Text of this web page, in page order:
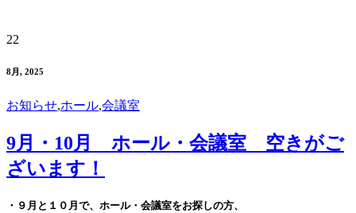
22
8月, 2025
お知らせ,ホール,会議室
9月・10月 ホール・会議室 空きがご
ざいます！
・９月と１０月で、ホール・会議室をお探しの方、